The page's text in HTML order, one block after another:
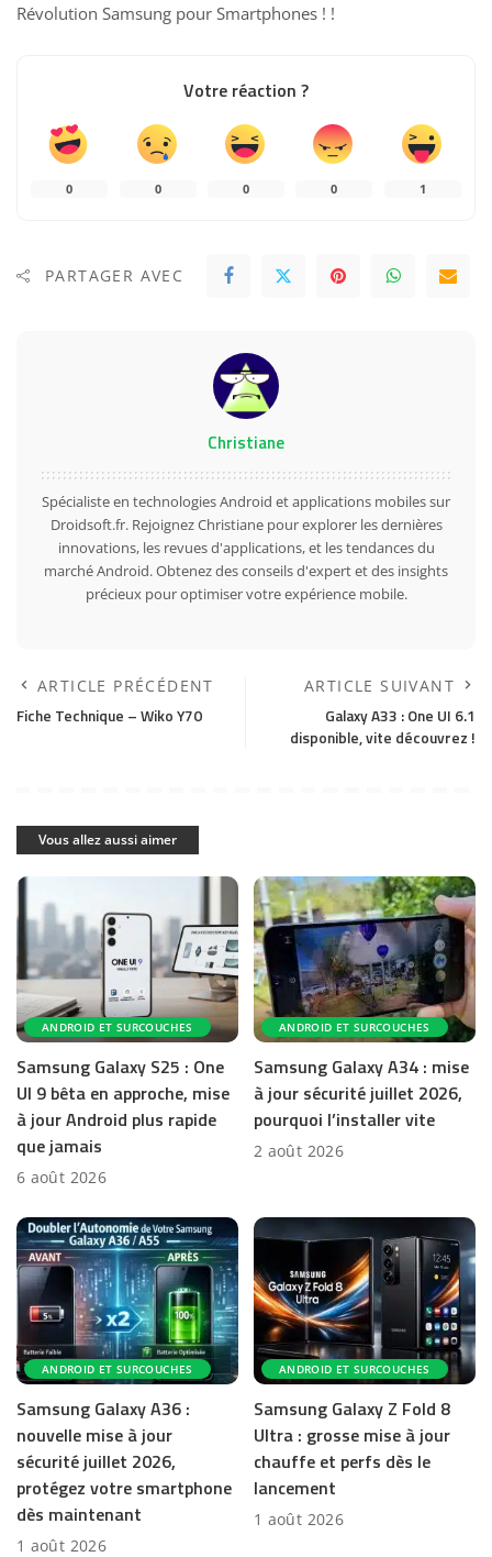
Révolution Samsung pour Smartphones ! !
Votre réaction ?
0 0 0 0 1
PARTAGER AVEC
Christiane
Spécialiste en technologies Android et applications mobiles sur
Droidsoft.fr. Rejoignez Christiane pour explorer les dernières
innovations, les revues d'applications, et les tendances du
marché Android. Obtenez des conseils d'expert et des insights
précieux pour optimiser votre expérience mobile.
ARTICLE PRÉCÉDENT
Fiche Technique – Wiko Y70
ARTICLE SUIVANT
Galaxy A33 : One UI 6.1
disponible, vite découvrez !
Vous allez aussi aimer
ANDROID ET SURCOUCHES
Samsung Galaxy S25 : One
UI 9 bêta en approche, mise
à jour Android plus rapide
que jamais
6 août 2026
ANDROID ET SURCOUCHES
Samsung Galaxy A34 : mise
à jour sécurité juillet 2026,
pourquoi l’installer vite
2 août 2026
ANDROID ET SURCOUCHES
Samsung Galaxy A36 :
nouvelle mise à jour
sécurité juillet 2026,
protégez votre smartphone
dès maintenant
1 août 2026
ANDROID ET SURCOUCHES
Samsung Galaxy Z Fold 8
Ultra : grosse mise à jour
chauffe et perfs dès le
lancement
1 août 2026